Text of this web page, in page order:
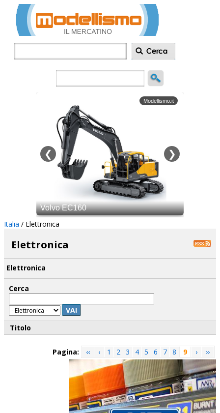
Italia / Elettronica
Elettronica
Elettronica
Cerca
VAI
Titolo
Pagina: ‹‹ ‹ 1 2 3 4 5 6 7 8 9 › ››